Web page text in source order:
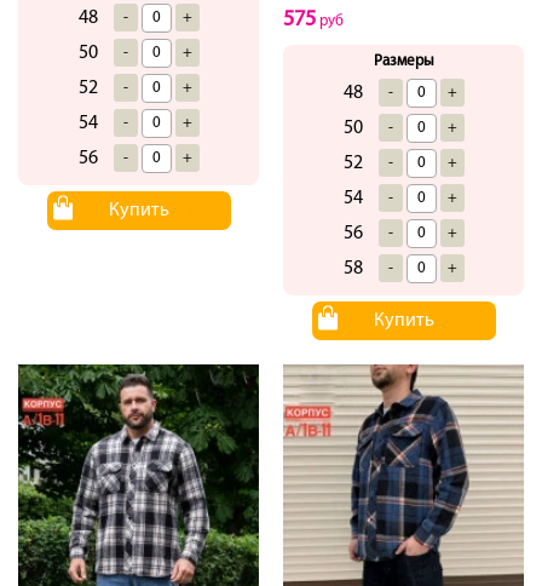
48 - +
50 - +
52 - +
54 - +
56 - +
Купить
575 руб
Размеры
48 - +
50 - +
52 - +
54 - +
56 - +
58 - +
Купить